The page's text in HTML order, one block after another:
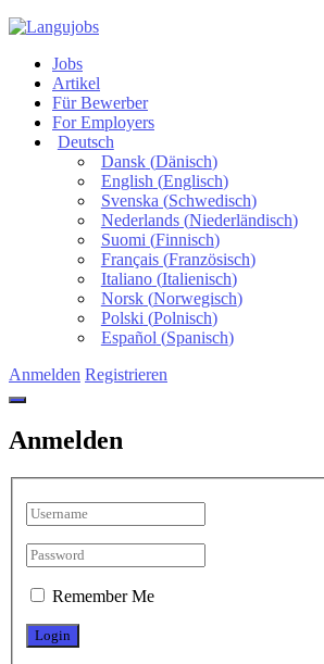
Jobs
Artikel
Für Bewerber
For Employers
Deutsch
Dansk(Dänisch)
English (Englisch)
Svenska (Schwedisch)
Nederlands(Niederländisch)
Suomi (Finnisch)
Français(Französisch)
Italiano(Italienisch)
Norsk(Norwegisch)
Polski (Polnisch)
Español (Spanisch)
Anmelden Registrieren
Anmelden
Remember Me